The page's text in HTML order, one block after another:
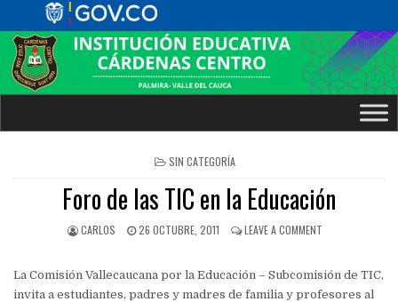
POSTED
IN
SIN CATEGORÍA
Foro de las TIC en la Educación
CARLOS 26 OCTUBRE, 2011 LEAVE A COMMENT
La Comisión Vallecaucana por la Educación – Subcomisión de TIC,
invita a estudiantes, padres y madres de familia y profesores al